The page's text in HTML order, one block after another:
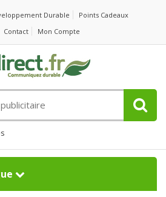
Durable
Points Cadeaux
Contact Mon Compte